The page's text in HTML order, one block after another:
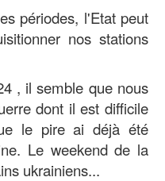
périodes, l'Etat peut
nos stations
, il semble que nous
dont il est difficile
le pire ai déjà été
Le weekend de la
ukrainiens...